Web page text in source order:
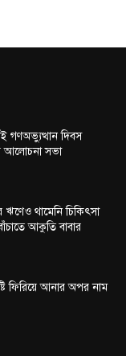
গণঅভ্যুত্থান দিবস
আলোচনা সভা
ঋণেও থামেনি চিকিৎসা
আকুতি বাবার
ফিরিয়ে আনার অপর নাম